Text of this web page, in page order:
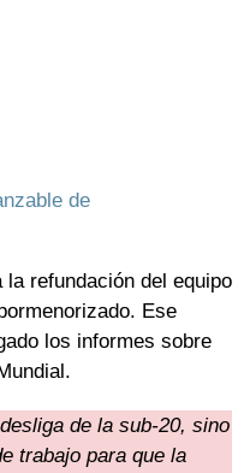
de
refundación del equipo
Ese
los informes sobre
de la sub-20, sino
trabajo para que la